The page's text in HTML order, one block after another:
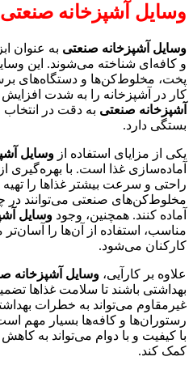
وسایل آشپزخانه صنعتی
وسایل آشپزخانه صنعتی به عنوان
و کافه‌ای شناخته می‌شوند. این
پخت، مخلوط‌کن‌ها و دستگاه‌های
کار در آشپزخانه را به شدت
آشپزخانه صنعتی به دقت در انتخاب
بستگی دارد.
یکی از مزایای استفاده از وسایل
آماده‌سازی غذا است. با بهره‌گیری
راحتی و سرعت بیشتر غذاها را تهیه
مخلوط‌کن‌های صنعتی می‌توانند در
آماده کنند. همچنین، وجود وسایل
مناسب، استفاده از آن‌ها را
کارکنان می‌شود.
علاوه بر کارآیی، وسایل آشپزخانه
بهداشتی باشند تا سلامت غذاها
غیرمقاوم می‌تواند به خطرات
رستوران‌ها و کافه‌ها بسیار مهم
با کیفیت و با دوام می‌تواند به
کمک کند.